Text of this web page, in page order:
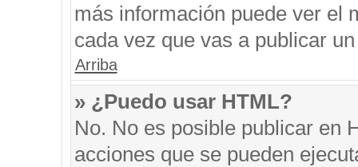
más información puede ver el
cada vez que vas a publicar
Arriba
» ¿Puedo usar HTML?
No. No es posible publicar en
acciones que se pueden